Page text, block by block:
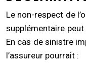
Le non-respect de
supplémentaire
En cas de sinistre
l’assureur pourrait :